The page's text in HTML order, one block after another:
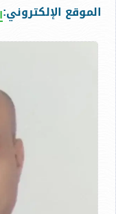
الموقع الإلكتروني: